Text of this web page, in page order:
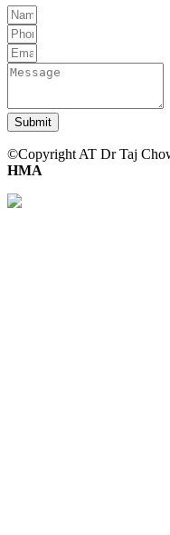
Submit
©Copyright AT Dr Taj
HMA